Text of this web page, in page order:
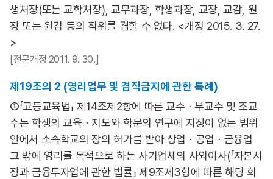
생처장(또는 교학처장), 교무과장, 학생과장, 교장, 교감, 원
장 또는 원감 등의 직위를 겸할 수 없다. <개정 2015. 3. 27.
>
[전문개정 2011. 9. 30.]
제19조의 2 (영리업무 및 겸직금지에 관한 특례)
①「고등교육법」 제14조제2항에 따른 교수ㆍ부교수 및 조교
수는 학생의 교육ㆍ지도와 학문의 연구에 지장이 없는 범위
안에서 소속학교의 장의 허가를 받아 상업ㆍ공업ㆍ금융업
그 밖에 영리를 목적으로 하는 사기업체의 사외이사(「자본시
장과 금융투자업에 관한 법률」 제9조제3항에 따른 해당 회